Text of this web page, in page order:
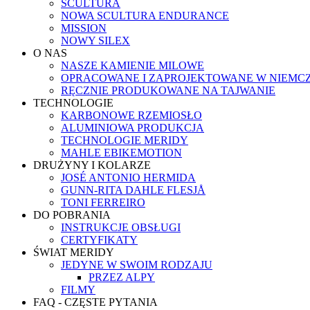
SCULTURA
NOWA SCULTURA ENDURANCE
MISSION
NOWY SILEX
O NAS
NASZE KAMIENIE MILOWE
OPRACOWANE I ZAPROJEKTOWANE W
RĘCZNIE PRODUKOWANE NA TAJWANIE
TECHNOLOGIE
KARBONOWE RZEMIOSŁO
ALUMINIOWA PRODUKCJA
TECHNOLOGIE MERIDY
MAHLE EBIKEMOTION
DRUŻYNY I KOLARZE
JOSÉ ANTONIO HERMIDA
GUNN-RITA DAHLE FLESJÅ
TONI FERREIRO
DO POBRANIA
INSTRUKCJE OBSŁUGI
CERTYFIKATY
ŚWIAT MERIDY
JEDYNE W SWOIM RODZAJU
PRZEZ ALPY
FILMY
FAQ - CZĘSTE PYTANIA